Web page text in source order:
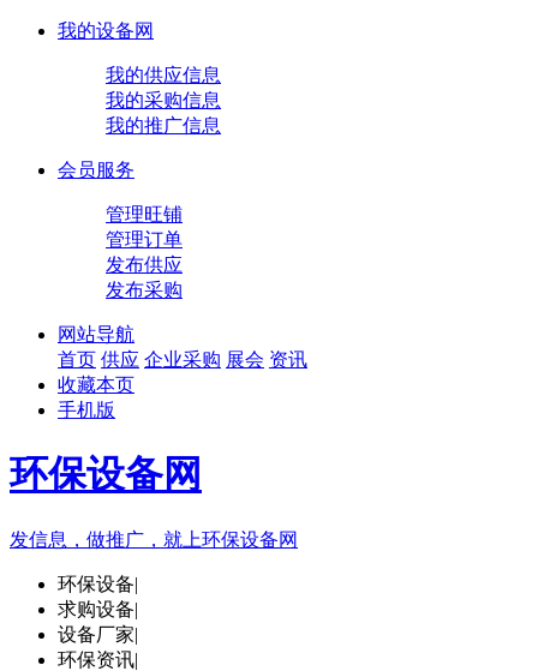
我的设备网
我的供应信息
我的采购信息
我的推广信息
会员服务
管理旺铺
管理订单
发布供应
发布采购
网站导航
首页 供应 企业采购 展会 资讯
收藏本页
手机版
环保设备网
发信息，做推广，就上环保设备网
环保设备|
求购设备|
设备厂家|
环保资讯|